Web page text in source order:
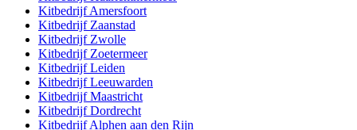
KitbedrijfAmersfoort
Kitbedrijf Zaanstad
Kitbedrijf Zwolle
Kitbedrijf Zoetermeer
KitbedrijfLeiden
KitbedrijfLeeuwarden
KitbedrijfMaastricht
KitbedrijfDordrecht
KitbedrijfAlphen aan den Rijn